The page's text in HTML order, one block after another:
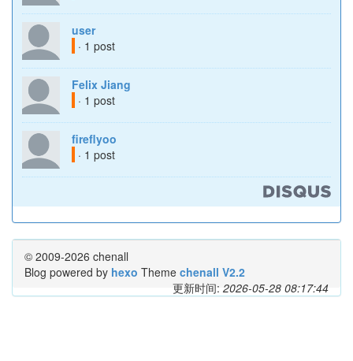
user
· 1 post
Felix Jiang
· 1 post
fireflyoo
· 1 post
© 2009-2026 chenall
Blog powered by hexo Theme chenall V2.2
更新时间: 2026-05-28 08:17:44